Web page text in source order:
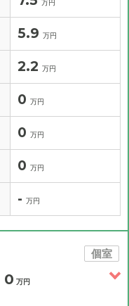
万円
5.9 万円
2.2 万円
0 万円
0 万円
0 万円
- 万円
個室
0 万円